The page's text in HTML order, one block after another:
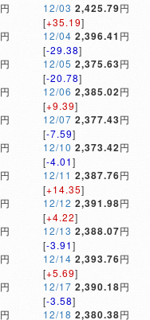
円
円
円
円
円
円
円
円
円
円
円
円
12/03 2,425.79円
[+35.19]
12/04 2,396.41 円
[-29.38]
12/05 2,375.63円
[-20.78]
12/06 2,385.02円
[+9.39]
12/07 2,377.43円
[-7.59]
12/10 2,373.42円
[-4.01]
12/11 2,387.76円
[+14.35]
12/12 2,391.98円
[+4.22]
12/13 2,388.07円
[-3.91]
12/14 2,393.76円
[+5.69]
12/17 2,390.18円
[-3.58]
12/18 2,380.38円